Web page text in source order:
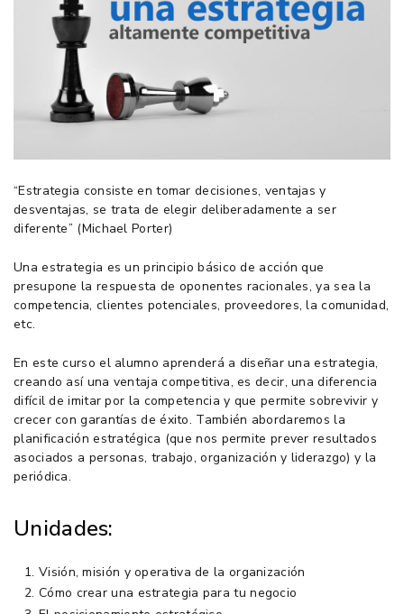
“Estrategia consiste en tomar decisiones, ventajas y
desventajas, se trata de elegir deliberadamente a ser
diferente” (Michael Porter)
Una estrategia es un principio básico de acción que
presupone la respuesta de oponentes racionales, ya sea la
competencia, clientes potenciales, proveedores, la comunidad,
etc.
En este curso el alumno aprenderá a diseñar una estrategia,
creando así una ventaja competitiva, es decir, una diferencia
difícil de imitar por la competencia y que permite sobrevivir y
crecer con garantías de éxito. También abordaremos la
planificación estratégica (que nos permite prever resultados
asociados a personas, trabajo, organización y liderazgo) y la
periódica.
Unidades:
Visión, misión y operativa de la organización
Cómo crear una estrategia para tu negocio